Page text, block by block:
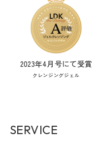
2023年4月号にて受賞
クレンジングジェル
SERVICE